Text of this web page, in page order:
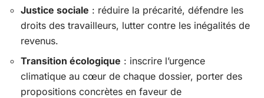
Justice sociale : réduire la précarité, défendre les
droits des travailleurs, lutter contre les inégalités de
revenus.
Transition écologique : inscrire l’urgence
climatique au cœur de chaque dossier, porter des
propositions concrètes en faveur de